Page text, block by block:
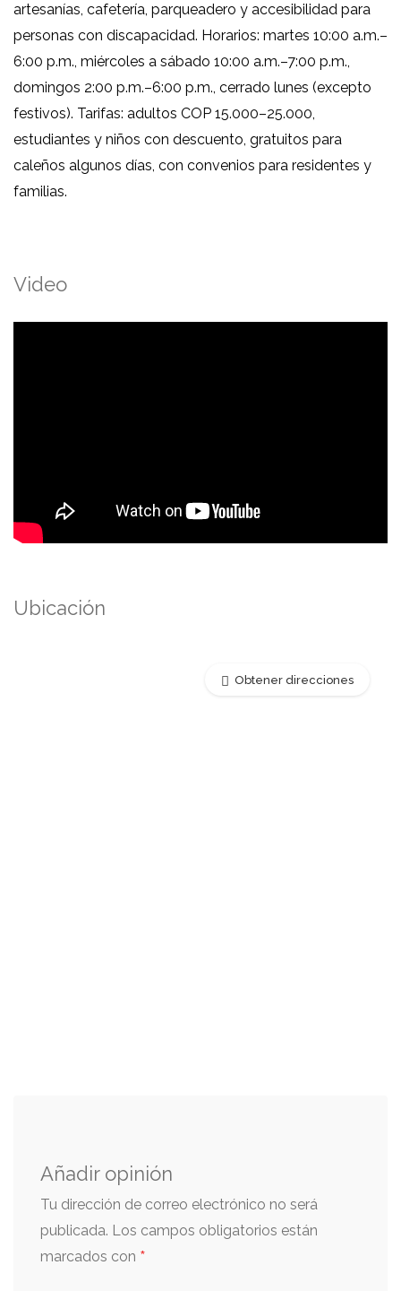
artesanías, cafetería, parqueadero y accesibilidad para
personas con discapacidad. Horarios: martes 10:00 a.m.–
6:00 p.m., miércoles a sábado 10:00 a.m.–7:00 p.m.,
domingos 2:00 p.m.–6:00 p.m., cerrado lunes (excepto
festivos). Tarifas: adultos COP 15.000–25.000,
estudiantes y niños con descuento, gratuitos para
caleños algunos días, con convenios para residentes y
familias.
Video
Ubicación
Obtener direcciones
Añadir opinión
Tu dirección de correo electrónico no será
publicada. Los campos obligatorios están
marcados con *